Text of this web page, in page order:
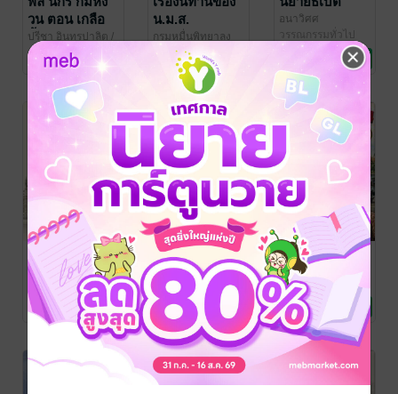
วน ตอน เกลือ
จิ้มเกลือ
ปรีชา อินทรปาลิต /
อนาวิศศ
วรรณกรรมทั่วไป
No Rating
น.ม.ส.
กรมหมื่นพิทยาลง
/ อนาวิศศ
รวมเรื่องสั้น
No Rating
อนาวิศศ
วรรณกรรมทั่วไป
No Rating
เรื่องสั้นจาก
ลอนดอน
อนาวิศศ
รวมเรื่องสั้น
No Rating
ความจริงเป็นสิ่ง
ไม่ตาย
อนาวิศศ
วรรณกรรมทั่วไป
No Rating
กลซ้อนกล
ป อินทรปาลิต
วิศศ
วรรณกรรมทั่วไป
No Rating